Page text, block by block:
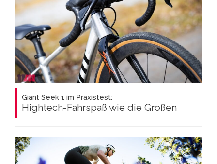
Giant Seek 1 im Praxistest:
Hightech-Fahrspaß wie die Großen